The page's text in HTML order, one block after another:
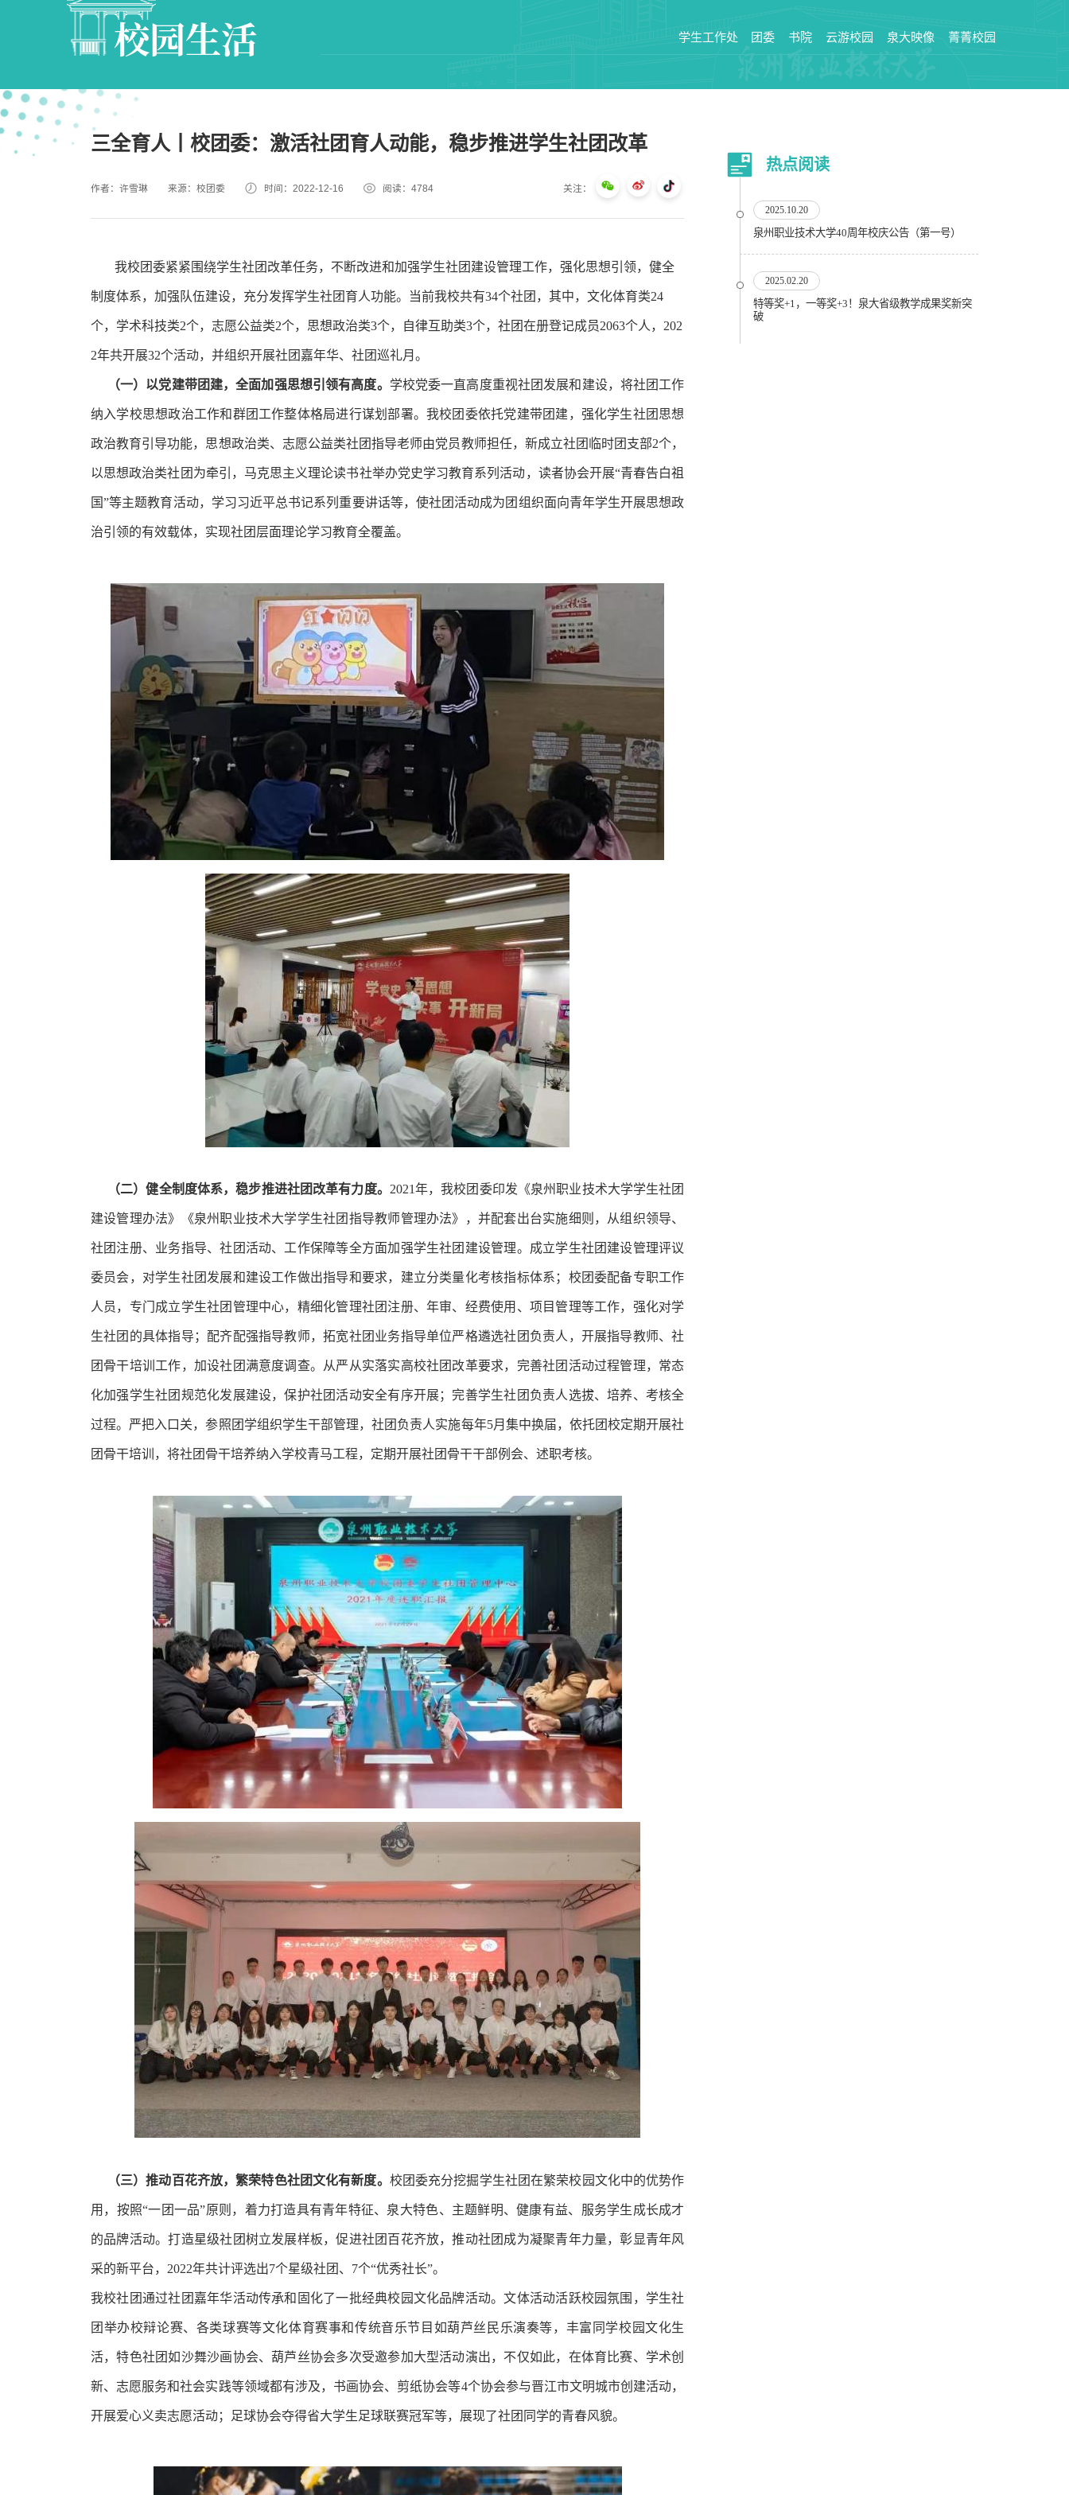
校园生活 学生工作处 团委 书院 云游校园 泉大映像 菁菁校园
三全育人丨校团委：激活社团育人动能，稳步推进学生社团改革
作者：许雪琳 来源：校团委 时间：2022-12-16 阅读： 4784 关注：
我校团委紧紧围绕学生社团改革任务，不断改进和加强学生社团建设管理工作，强化思想引领，健全
制度体系，加强队伍建设，充分发挥学生社团育人功能。当前我校共有34个社团，其中，文化体育类24
个，学术科技类2个，志愿公益类2个，思想政治类3个，自律互助类3个，社团在册登记成员2063个人，202
2年共开展32个活动，并组织开展社团嘉年华、社团巡礼月。
（一） 以党建带团建，全面加强思想引领有高度。 学校党委一直高度重视社团发展和建设，将社团工作
纳入学校思想政治工作和群团工作整体格局进行谋划部署。我校团委依托党建带团建，强化学生社团思想
政治教育引导功能，思想政治类、志愿公益类社团指导老师由党员教师担任，新成立社团临时团支部2个，
以思想政治类社团为牵引，马克思主义理论读书社举办党史学习教育系列活动， 读者协会开展“青春告白祖
国”等主题教育活动， 学习习近平总书记系列重要讲话等，使社团活动成为团组织面向青年学生开展思想政
治引领的有效载体，实现社团层面理论学习教育全覆盖。
（二）健全制度体系，稳步推进社团改革有力度。 2021年，我校团委印发《泉州职业技术大学学生社团
建设管理办法》《泉州职业技术大学学生社团指导教师管理办法》，并配套出台实施细则，从组织领导、
社团注册、业务指导、社团活动、工作保障等全方面加强学生社团建设管理。成立学生社团建设管理评议
委员会，对学生社团发展和建设工作做出指导和要求，建立分类量化考核指标体系；校团委配备专职工作
人员，专门成立学生社团管理中心，精细化管理社团注册、年审、经费使用、项目管理等工作，强化对学
生社团的具体指导；配齐配强指导教师，拓宽社团业务指导单位严格遴选社团负责人，开展指导教师、社
团骨干培训工作，加设社团满意度调查。从严从实落实高校社团改革要求，完善社团活动过程管理，常态
化加强学生社团规范化发展建设，保护社团活动安全有序开展；完善学生社团负责人选拔、培养、考核全
过程。严把入口关，参照团学组织学生干部管理，社团负责人实施每年5月集中换届，依托团校定期开展社
团骨干培训， 将社团骨干培养纳入学校青马工程，定期开展社团骨干干部例会、述职考核。
（三）推动百花齐放，繁荣特色社团文化有新度。 校团委充分挖掘学生社团在繁荣校园文化中的优势作
用，按照“一团一品”原则，着力打造具有青年特征、泉大特色、主题鲜明、健康有益、服务学生成长成才
的品牌活动。打造星级社团树立发展样板，促进社团百花齐放，推动社团成为凝聚青年力量，彰显青年风
采的新平台，2022年共计评选出7个星级社团、7个“优秀社长”。
我校社团通过社团嘉年华活动传承和固化了一批经典校园文化品牌活动。文体活动活跃校园氛围，学生社
团举办校辩论赛、各类球赛等文化体育赛事和传统音乐节目如葫芦丝民乐演奏等，丰富同学校园文化生
活，特色社团如沙舞沙画协会、葫芦丝协会多次受邀参加大型活动演出，不仅如此，在体育比赛、学术创
新、志愿服务和社会实践等领域都有涉及，书画协会、剪纸协会等4个协会参与晋江市文明城市创建活动，
开展爱心义卖志愿活动；足球协会夺得省大学生足球联赛冠军等，展现了社团同学的青春风貌。
热点阅读
2025.10.20
泉州职业技术大学40周年校庆公告（第一号）
2025.02.20
特等奖+1，一等奖+3！泉大省级教学成果奖新突
破